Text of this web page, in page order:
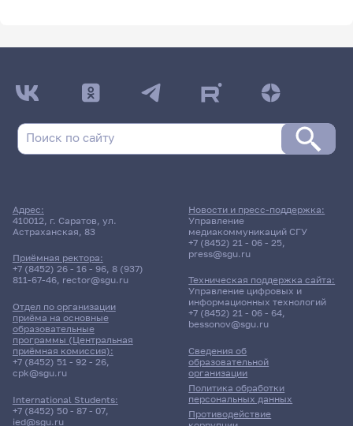
Адрес:
410012, г. Саратов, ул.
Астраханская, 83
Приёмная ректора:
+7 (8452) 26 - 16 - 96, 8 (937)
811-67-46, rector@sgu.ru
Отдел по организации
приёма на основные
образовательные
программы (Центральная
приёмная комиссия):
+7 (8452) 51 - 92 - 26,
cpk@sgu.ru
International Students:
+7 (8452) 50 - 87 - 07,
ied@sgu.ru
Сведения об
образовательной
организации
Политика обработки
персональных данных
Противодействие
Новости и пресс-поддержка:
Управление
медиакоммуникаций СГУ
+7 (8452) 21 - 06 - 25,
press@sgu.ru
Техническая поддержка сайта:
Управление цифровых и
информационных технологий
+7 (8452) 21 - 06 - 64,
bessonov@sgu.ru